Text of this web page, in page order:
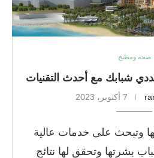
صحة ومطبخ
شبابك مع أحدث التقنيات
7 أكتوبر، 2023
وتبحث على خدمات عالية
بشرتها وتحقق لها نتائج